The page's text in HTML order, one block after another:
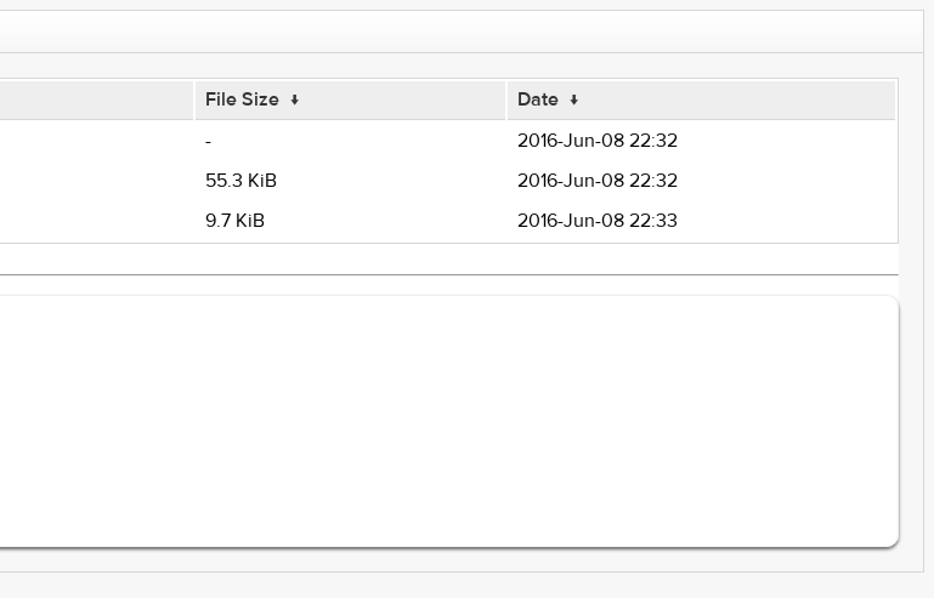
File Size ↓ Date ↓
-
2016-Jun-08 22:32
55.3 KiB
2016-Jun-08 22:32
9.7 KiB 2016-Jun-08 22:33